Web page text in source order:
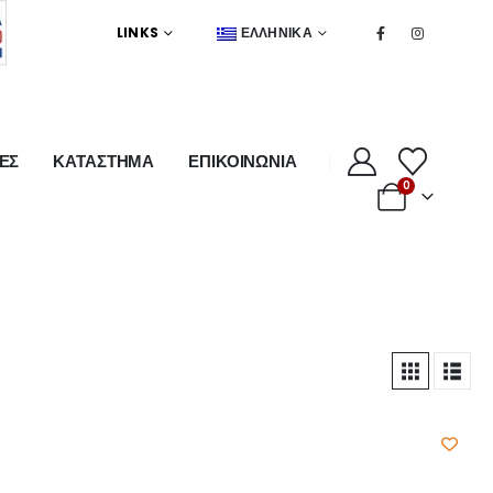
LINKS ΕΛΛΗΝΙΚΆ
ΚΑΤΑΣΤΗΜΑ ΕΠΙΚΟΙΝΩΝΙΑ
0